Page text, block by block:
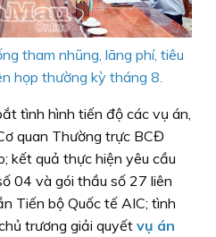
tham nhũng, lãng phí, tiêu
họp thường kỳ tháng 8.
tình hình tiến độ các vụ án,
quan Thường trực BCĐ
kết quả thực hiện yêu cầu
04 và gói thầu số 27 liên
Tiến bộ Quốc tế AIC; tình
trương giải quyết vụ án